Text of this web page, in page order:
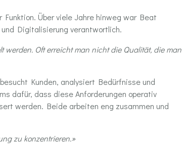
Über viele Jahre hinweg war Beat
Digitalisierung verantwortlich.
werden. Oft erreicht man nicht die Qualität, die man
Kunden, analysiert Bedürfnisse und
dafür, dass diese Anforderungen operativ
werden. Beide arbeiten eng zusammen und
zu konzentrieren.»